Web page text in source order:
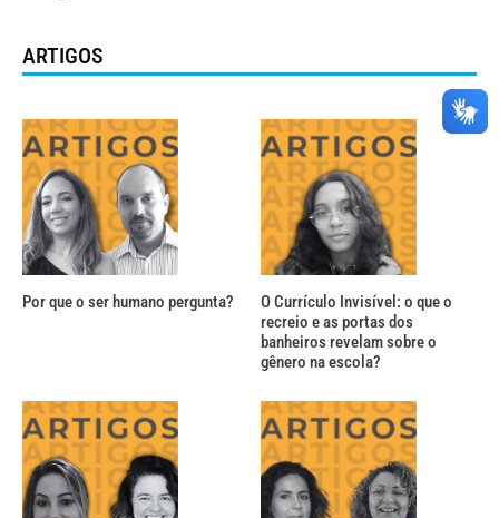
ARTIGOS
Por que o ser humano pergunta?
O Currículo Invisível: o que o
recreio e as portas dos
banheiros revelam sobre o
gênero na escola?